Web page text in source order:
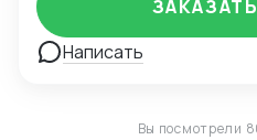
Написать
Вы посмотрели